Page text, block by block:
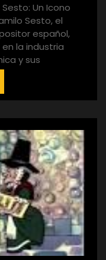
Un Icono
Sesto, el
español,
la industria
y sus